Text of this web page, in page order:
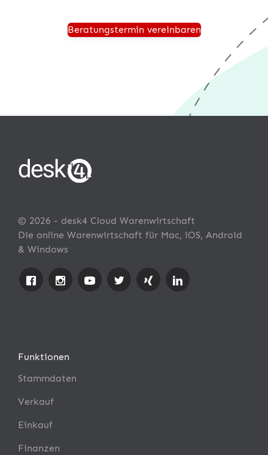
Beratungstermin vereinbaren
© 2026 - desk4 Cloud Warenwirtschaft
Die online Warenwirtschaft für Mac, iOS, Android
& Windows
Funktionen
Stammdaten
Verkauf
Einkauf
Finanzen